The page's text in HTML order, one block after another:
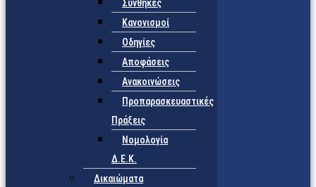
Συνθήκες
Κανονισμοί
Οδηγίες
Αποφάσεις
Ανακοινώσεις
Προπαρασκευαστικές
Πράξεις
Νομολογία
Δ.Ε.Κ.
Δικαιώματα